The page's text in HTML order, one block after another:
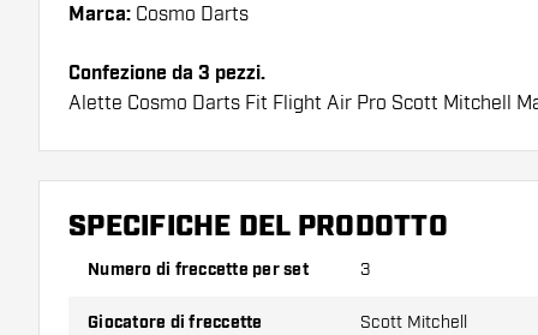
Marca: Cosmo Darts
Confezione da 3 pezzi.
Alette Cosmo Darts Fit Flight Air Pro Scott Mitchell
Suggerimento di Dartshopper!
Assicuratevi di avere a portata di mano un gran
SPECIFICHE DEL PRODOTTO
Numero di freccette per set 3
Giocatore di freccette Scott Mitchell